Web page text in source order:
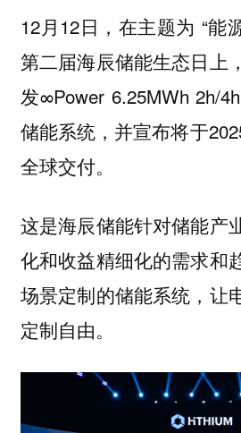
12月12日，在主题为 “能
第二届海辰储能生态日上
发∞Power 6.25MWh 2h/
储能系统，并宣布将于
全球交付。
这是海辰储能针对储能产
化和收益精细化的需求和
场景定制的储能系统，让
定制自由。